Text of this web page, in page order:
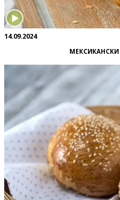
14.09.2024